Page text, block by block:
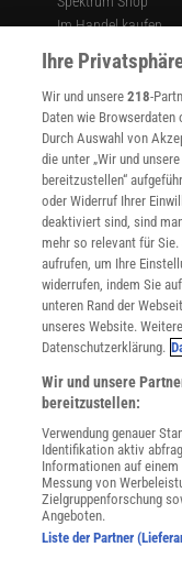
Im Handel kaufen
Presse
Verträge kündigen
Widerruf
INFO
Mediadaten
Datenschutz
Cookie-Einstellungen
Utiq verwalten
Nutzungsbasierte
Alle Artikel
Impressum
Angebote für
Angebote für
Sprachen lernen mit
Lexika
Für Spektrum
WEBSEITEN
Ihre
Wir und unsere218-
Daten wie Browserdaten
Durch Auswahl von
die unter „Wir und
bereitzustellen“
oder Widerruf Ihrer
deaktiviert sind, sind
mehr so relevant für
aufrufen, um Ihre
widerrufen, indem Sie
unteren Rand der
unseres Website.
Datenschutzerklärung.
Wir und unsere
bereitzustellen:
Verwendung genauer
Identifikation aktiv
Informationen auf einem
Messung von
Zielgruppenforschung
Angeboten.
Liste der Partner